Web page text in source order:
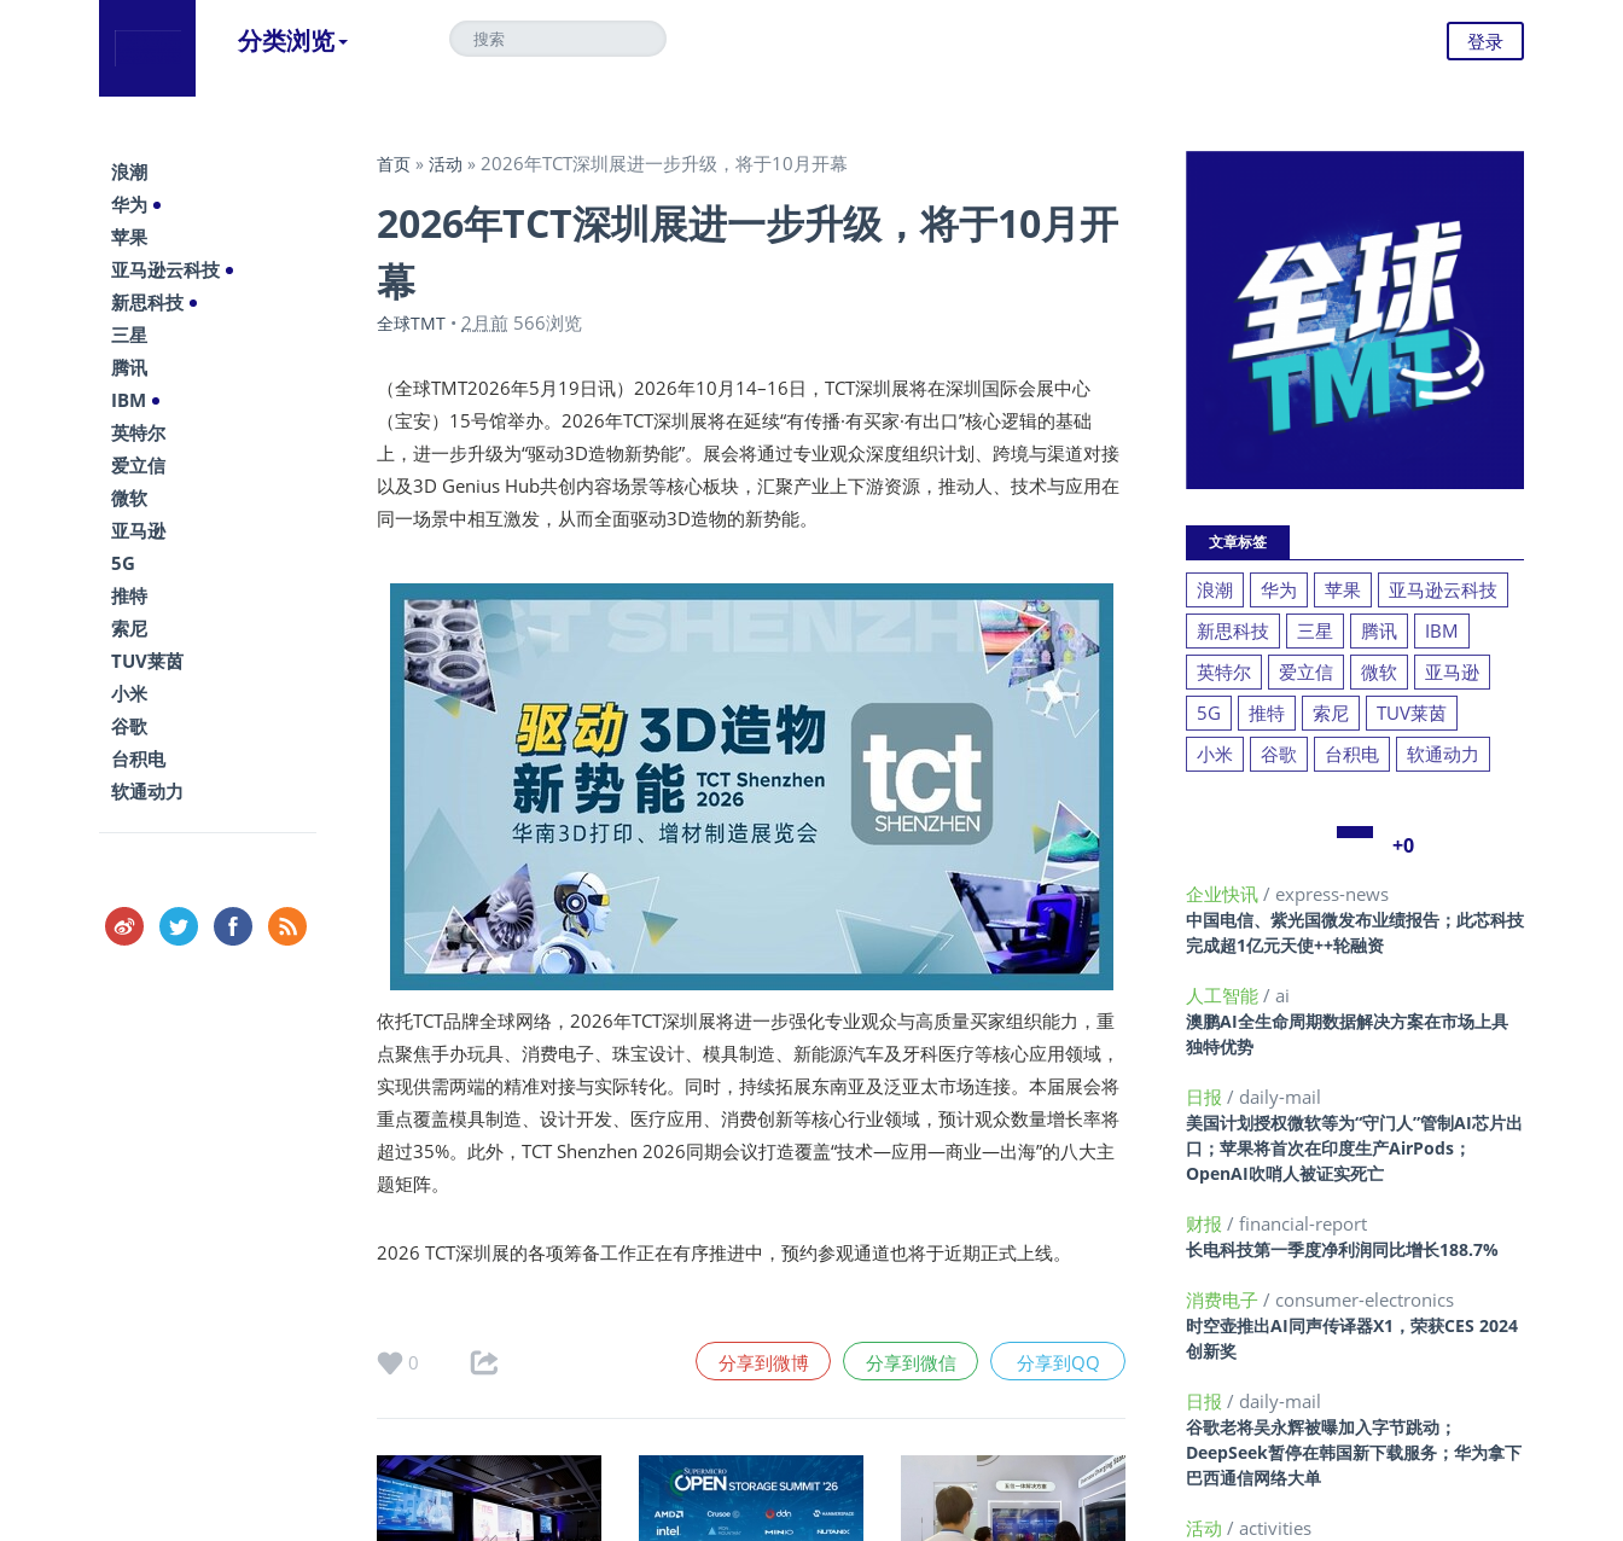
分类浏览 登录
首页 » 活动 » 2026年TCT深圳展进一步升级，将于10月开幕
2026年TCT深圳展进一步升级，将于10月开
幕
全球TMT • 2月前 566浏览
（全球TMT2026年5月19日讯）2026年10月14–16日，TCT深圳展将在深圳国际会展中心
（宝安）15号馆举办。2026年TCT深圳展将在延续“有传播·有买家·有出口”核心逻辑的基础
上，进一步升级为“驱动3D造物新势能”。展会将通过专业观众深度组织计划、跨境与渠道对接
以及3D Genius Hub共创内容场景等核心板块，汇聚产业上下游资源，推动人、技术与应用在
同一场景中相互激发，从而全面驱动3D造物的新势能。
依托TCT品牌全球网络，2026年TCT深圳展将进一步强化专业观众与高质量买家组织能力，重
点聚焦手办玩具、消费电子、珠宝设计、模具制造、新能源汽车及牙科医疗等核心应用领域，
实现供需两端的精准对接与实际转化。同时，持续拓展东南亚及泛亚太市场连接。本届展会将
重点覆盖模具制造、设计开发、医疗应用、消费创新等核心行业领域，预计观众数量增长率将
超过35%。此外，TCT Shenzhen 2026同期会议打造覆盖“技术—应用—商业—出海”的八大主
题矩阵。
2026 TCT深圳展的各项筹备工作正在有序推进中，预约参观通道也将于近期正式上线。
0 分享到微博 分享到微信 分享到QQ
浪潮
华为
苹果
亚马逊云科技
新思科技
三星
腾讯
IBM
英特尔
爱立信
微软
亚马逊
5G
推特
索尼
TUV莱茵
小米
谷歌
台积电
软通动力
文章标签
浪潮 华为 苹果
亚马逊云科技
新思科技
三星 腾讯
IBM
英特尔
爱立信 微软
亚马逊
5G
推特 索尼
TUV莱茵
小米
谷歌 台积电 软通动力
+0
企业快讯 / express-news
中国电信、紫光国微发布业绩报告；此芯科技
完成超1亿元天使++轮融资
人工智能 / ai
澳鹏AI全生命周期数据解决方案在市场上具
独特优势
日报 / daily-mail
美国计划授权微软等为“守门人”管制AI芯片出
口；苹果将首次在印度生产AirPods；
OpenAI吹哨人被证实死亡
财报 / financial-report
长电科技第一季度净利润同比增长188.7%
消费电子 / consumer-electronics
时空壶推出AI同声传译器X1，荣获CES 2024
创新奖
日报 / daily-mail
谷歌老将吴永辉被曝加入字节跳动；
DeepSeek暂停在韩国新下载服务；华为拿下
巴西通信网络大单
活动 / activities